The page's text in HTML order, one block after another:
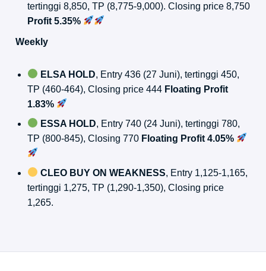
tertinggi 8,850, TP (8,775-9,000). Closing price 8,750
Profit 5.35%
Weekly
ELSA HOLD, Entry 436 (27 Juni), tertinggi 450,
TP (460-464), Closing price 444 Floating Profit
1.83%
ESSA HOLD, Entry 740 (24 Juni), tertinggi 780,
TP (800-845), Closing 770 Floating Profit 4.05%
CLEO BUY ON WEAKNESS, Entry 1,125-1,165,
tertinggi 1,275, TP (1,290-1,350), Closing price
1,265.